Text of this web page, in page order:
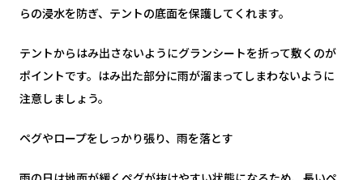
らの浸水を防ぎ、テントの底面を保護してくれます。
テントからはみ出さないようにグランシートを折って敷くのが
ポイントです。はみ出た部分に雨が溜まってしまわないように
注意しましょう。
ペグやロープをしっかり張り、雨を落とす